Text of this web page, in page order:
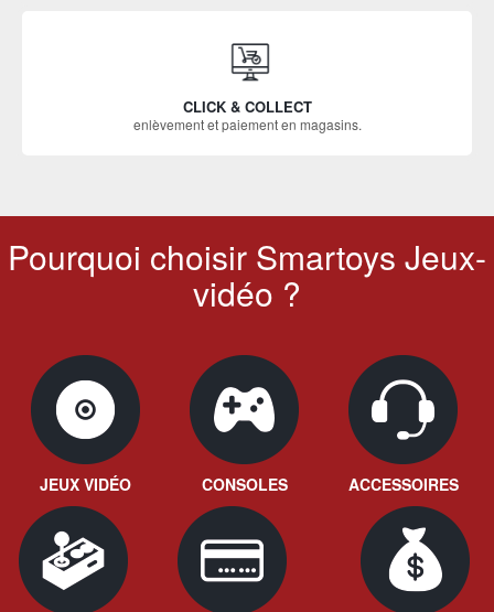
CLICK & COLLECT
enlèvement et paiement en magasins.
Pourquoi choisir Smartoys Jeux-
vidéo ?
JEUX VIDÉO CONSOLES ACCESSOIRES